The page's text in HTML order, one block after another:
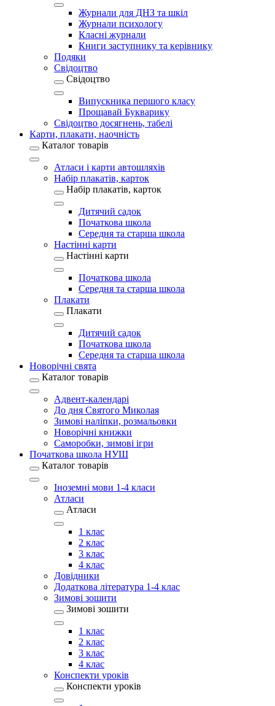
Журнали для ДНЗ та шкіл
Журнали психологу
Класні журнали
Книги заступнику та керівнику
Подяки
Свідоцтво
Свідоцтво
Випускника першого класу
Прощавай Букварику
Свідоцтво досягнень, табелі
Карти, плакати, наочність
Каталог товарів
Атласи і карти автошляхів
Набір плакатів, карток
Набір плакатів, карток
Дитячий садок
Початкова школа
Середня та старша школа
Настінні карти
Настінні карти
Початкова школа
Середня та старша школа
Плакати
Плакати
Дитячий садок
Початкова школа
Середня та старша школа
Новорічні свята
Каталог товарів
Адвент-календарі
До дня Святого Миколая
Зимові наліпки, розмальовки
Новорічні книжки
Саморобки, зимові ігри
Початкова школа НУШ
Каталог товарів
Іноземні мови 1-4 класи
Атласи
Атласи
1 клас
2 клас
3 клас
4 клас
Довідники
Додаткова література 1-4 клас
Зимові зошити
Зимові зошити
1 клас
2 клас
3 клас
4 клас
Конспекти уроків
Конспекти уроків